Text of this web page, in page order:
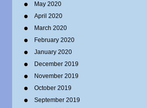
May 2020
April 2020
March 2020
February 2020
January 2020
December 2019
November 2019
October 2019
September 2019